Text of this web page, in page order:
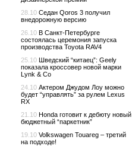
28.10 Седан Qoros 3 получил
внедорожную версию
26.10 В Санкт-Петербурге
состоялась церемония запуска
производства Toyota RAV4
25.10 Шведский “китаец”: Geely
показала кроссовер новой марки
Lynk & Co
24.10 Актером Джудом Лоу можно
будет “управлять” за рулем Lexus
RX
21.10 Honda готовит к дебюту новый
бюджетный “паркетник”
19.10 Volkswagen Touareg – третий
на подходе!